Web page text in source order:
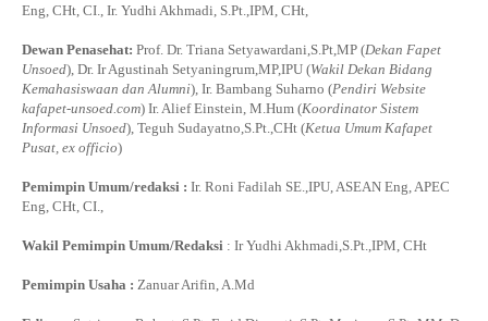
Eng, CHt, CI., Ir. Yudhi Akhmadi, S.Pt.,IPM, CHt,
Dewan Penasehat: Prof. Dr. Triana Setyawardani,S.Pt,MP (Dekan Fapet
Unsoed), Dr. Ir Agustinah Setyaningrum,MP,IPU (Wakil Dekan Bidang
Kemahasiswaan dan Alumni), Ir. Bambang Suharno (Pendiri Website
kafapet-unsoed.com) Ir. Alief Einstein, M.Hum (Koordinator Sistem
Informasi Unsoed), Teguh Sudayatno,S.Pt.,CHt (Ketua Umum Kafapet
Pusat, ex officio)
Pemimpin Umum/redaksi : Ir. Roni Fadilah SE.,IPU, ASEAN Eng, APEC
Eng, CHt, CI.,
Wakil Pemimpin Umum/Redaksi : Ir Yudhi Akhmadi,S.Pt.,IPM, CHt
Pemimpin Usaha : Zanuar Arifin, A.Md